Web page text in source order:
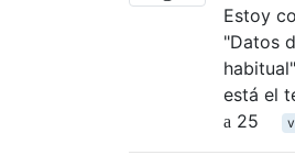
Estoy
"Datos
está el
25